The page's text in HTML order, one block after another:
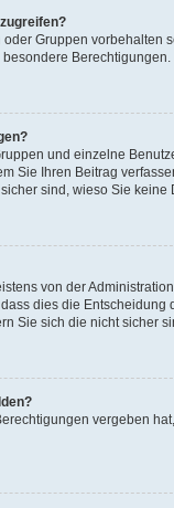
Gruppen
und einzelne
Sie Ihren Beitrag
sind, wieso Sie
von der
dies die
Sie sich die nicht sicher
vergeben